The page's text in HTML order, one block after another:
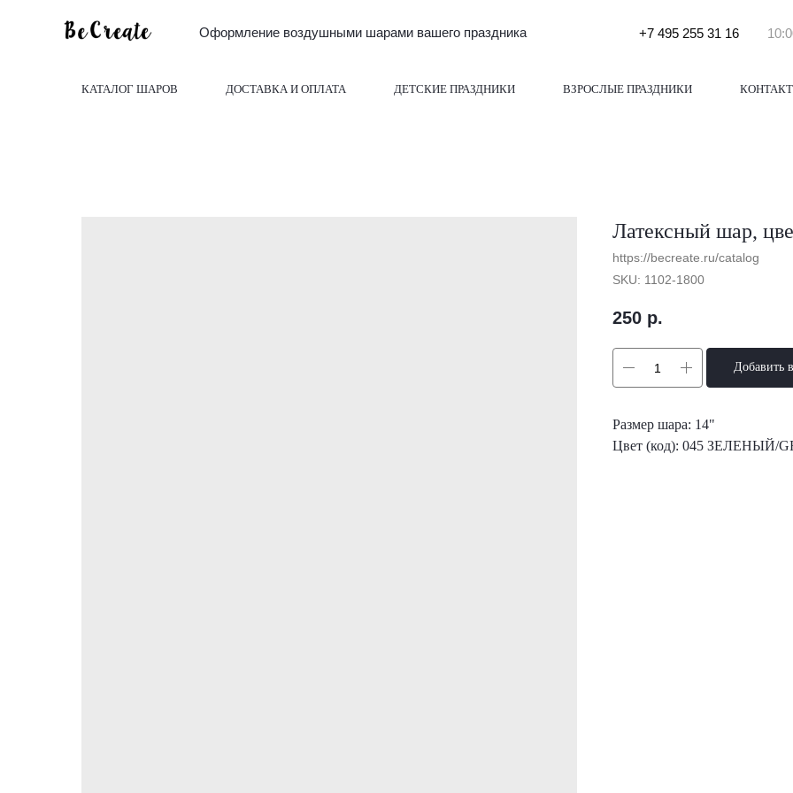
Оформление воздушными шарами вашего праздника +7 495 255 31 16
КАТАЛОГ ШАРОВ ДОСТАВКА И ОПЛАТА ДЕТСКИЕ ПРАЗДНИКИ ВЗРОСЛЫЕ ПРАЗДНИКИ
Латексный шар,
https://becreate.ru/catalog
SKU: 1102-1800
250 р.
Добавить
Размер шара: 14"
Цвет (код): 045 ЗЕЛЕНЫЙ/